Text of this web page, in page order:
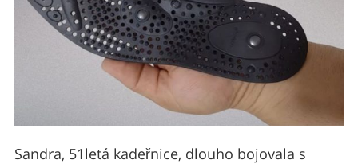
Sandra, 51letá kadeřnice, dlouho bojovala s